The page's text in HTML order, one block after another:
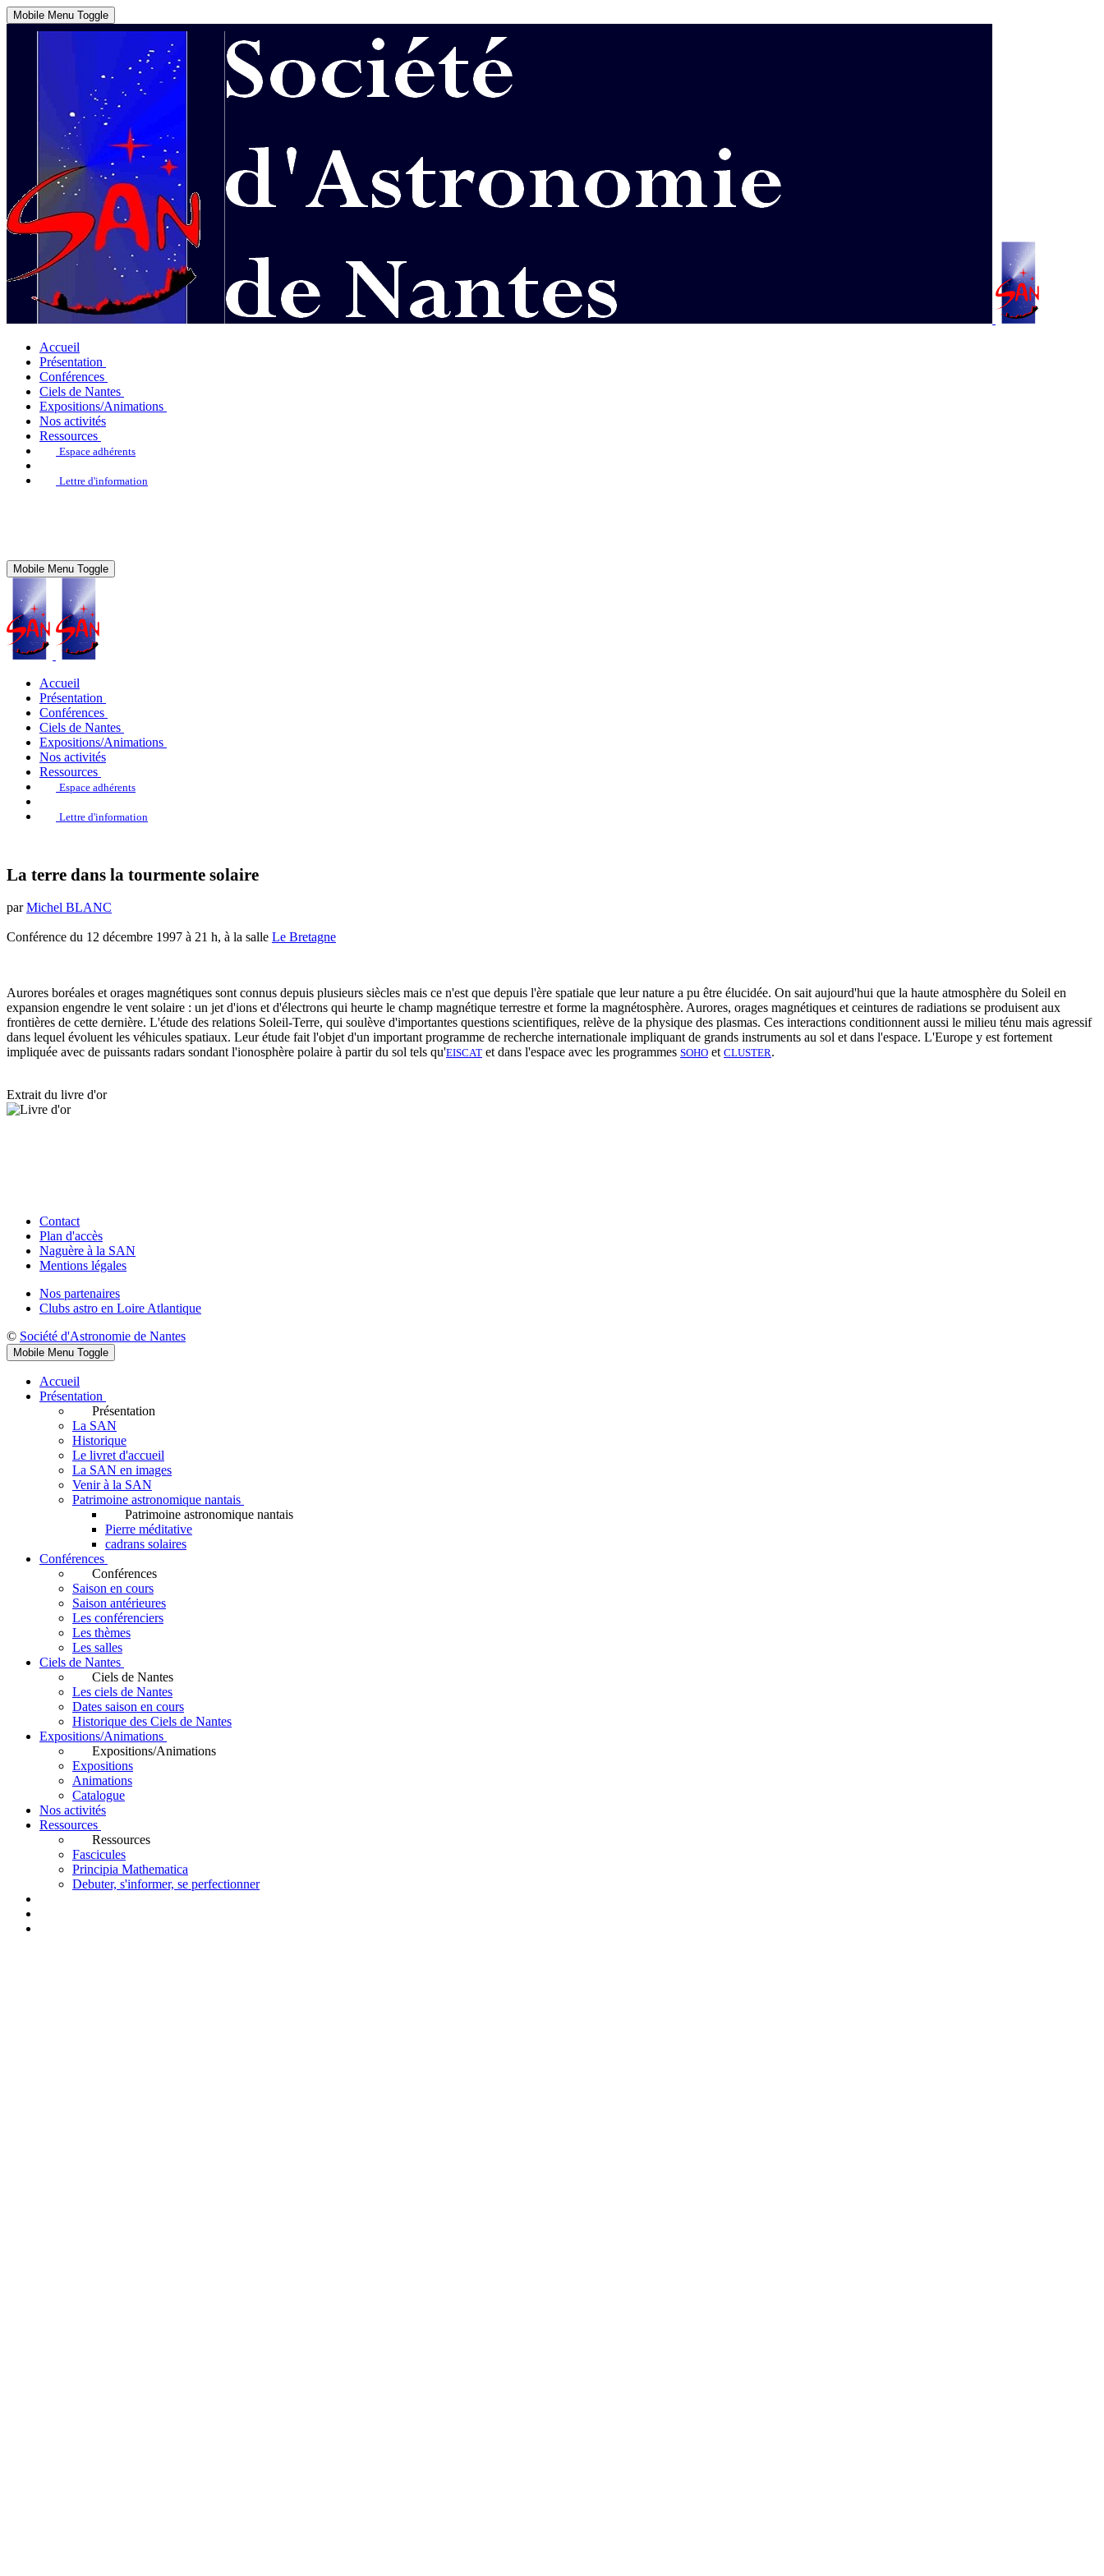
Mobile Menu Toggle
Accueil
Présentation
Conférences
Ciels de Nantes
Expositions/Animations
Nos activités
Ressources
Espace adhérents
Lettre d'information
Mobile Menu Toggle
Accueil
Présentation
Conférences
Ciels de Nantes
Expositions/Animations
Nos activités
Ressources
Espace adhérents
Lettre d'information
La terre dans la tourmente solaire
parMichel BLANC
Conférence du 12 décembre 1997 à 21 h, à la salle Le Bretagne
Aurores boréales et orages magnétiques sont connus depuis plusieurs siècles mais ce n'est que depuis l'ère spatiale que leur nature a pu être élucidée. On sait aujourd'hui que la haute atmosphère du Soleil en
expansion engendre le vent solaire : un jet d'ions et d'électrons qui heurte le champ magnétique terrestre et forme la magnétosphère. Aurores, orages magnétiques et ceintures de radiations se produisent aux
frontières de cette dernière. L'étude des relations Soleil-Terre, qui soulève d'importantes questions scientifiques, relève de la physique des plasmas. Ces interactions conditionnent aussi le milieu ténu mais agressif
dans lequel évoluent les véhicules spatiaux. Leur étude fait l'objet d'un important programme de recherche internationale impliquant de grands instruments au sol et dans l'espace. L'Europe y est fortement
impliquée avec de puissants radars sondant l'ionosphère polaire à partir du sol tels qu'EISCAT et dans l'espace avec les programmes SOHO et CLUSTER.
Extrait du livre d'or
Contact
Plan d'accès
Naguère à la SAN
Mentions légales
Nos partenaires
Clubs astro en Loire Atlantique
© Société d'Astronomie de Nantes
Mobile Menu Toggle
Accueil
Présentation
Présentation
La SAN
Historique
Le livret d'accueil
La SAN en images
Venir à la SAN
Patrimoine astronomique nantais
Patrimoine astronomique nantais
Pierre méditative
cadrans solaires
Conférences
Conférences
Saison en cours
Saison antérieures
Les conférenciers
Les thèmes
Les salles
Ciels de Nantes
Ciels de Nantes
Les ciels de Nantes
Dates saison en cours
Historique des Ciels de Nantes
Expositions/Animations
Expositions/Animations
Expositions
Animations
Catalogue
Nos activités
Ressources
Ressources
Fascicules
Principia Mathematica
Debuter, s'informer, se perfectionner